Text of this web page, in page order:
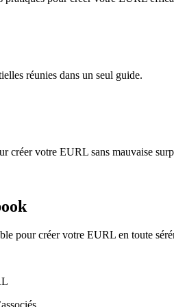
réunies dans un seul guide.
créer votre EURL sans mauvaise
pour créer votre EURL en toute